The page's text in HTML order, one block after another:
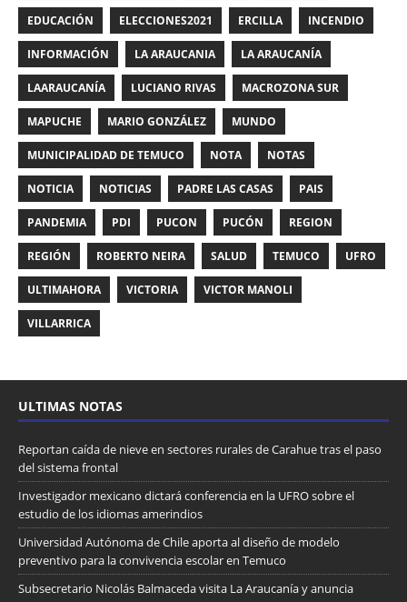
EDUCACIÓN ELECCIONES2021 ERCILLA INCENDIO
INFORMACIÓN LA ARAUCANIA LA ARAUCANÍA
LAARAUCANÍA LUCIANO RIVAS MACROZONA SUR
MAPUCHE MARIO GONZÁLEZ MUNDO
MUNICIPALIDAD DE TEMUCO NOTA NOTAS
NOTICIA NOTICIAS PADRE LAS CASAS PAIS
PANDEMIA PDI PUCON PUCÓN REGION
REGIÓN ROBERTO NEIRA SALUD TEMUCO UFRO
ULTIMAHORA VICTORIA VICTOR MANOLI
VILLARRICA
ULTIMAS NOTAS
Reportan caída de nieve en sectores rurales de Carahue tras el paso
del sistema frontal
Investigador mexicano dictará conferencia en la UFRO sobre el
estudio de los idiomas amerindios
Universidad Autónoma de Chile aporta al diseño de modelo
preventivo para la convivencia escolar en Temuco
Subsecretario Nicolás Balmaceda visita La Araucanía y anuncia